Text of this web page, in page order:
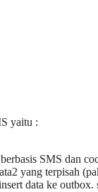
yaitu :
SMS dan
yang terpisah
data ke outbox.